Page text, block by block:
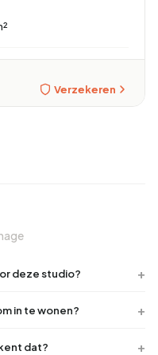
Verzekeren
deze studio?
in te wonen?
dat?